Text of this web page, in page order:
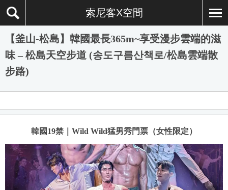
索尼客X空間
【釜山-松島】韓國最長365m~享受漫步雲端的滋
味 – 松島天空步道 (송도구름산책로/松島雲端散
步路)
韓國19禁｜Wild Wild猛男秀門票（女性限定）